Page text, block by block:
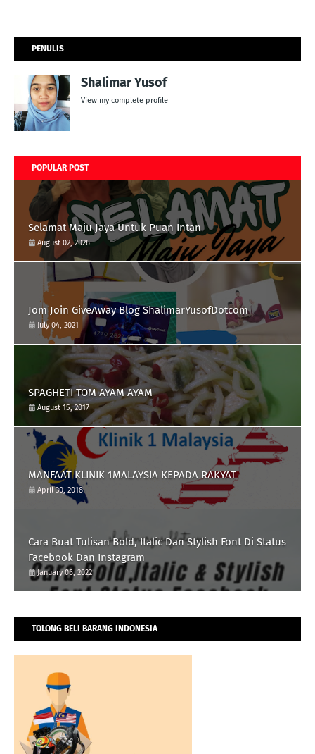
PENULIS
Shalimar Yusof
View my complete profile
POPULAR POST
Selamat Maju Jaya Untuk Puan Intan
August 02, 2026
Jom Join GiveAway Blog ShalimarYusofDotcom
July 04, 2021
SPAGHETI TOM AYAM AYAM
August 15, 2017
MANFAAT KLINIK 1MALAYSIA KEPADA RAKYAT
April 30, 2018
Cara Buat Tulisan Bold, Italic Dan Stylish Font Di Status
Facebook Dan Instagram
January 06, 2022
TOLONG BELI BARANG INDONESIA